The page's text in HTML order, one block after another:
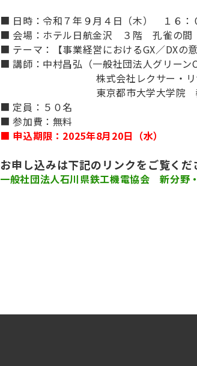
■ 日時：令和７年９月４日（木） １６：
■ 会場：ホテル日航金沢 ３階 孔雀の間
■ テーマ：【事業経営におけるGX／DXの
■ 講師：中村昌弘（一般社団法人グリー
株式会社レクサー・
東京都市大学大学院
■ 定員：５０名
■ 参加費：無料
■ 申込期限：2025年8月20日（水）
お申し込みは下記のリンクをご覧くだ
一般社団法人石川県鉄工機電協会 新分野